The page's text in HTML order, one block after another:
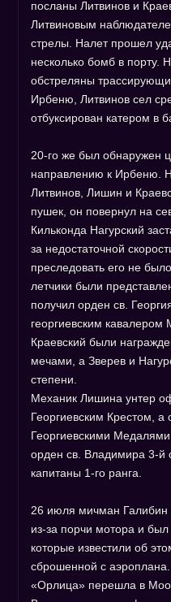
посланы Литвинов и
Литвиновым
стрелы. Налет прошел
несколько бомб в порту.
обстреляны
Ирбеню, Литвинов сел
отбуксирован катером в
20-го же был обнаружен
направлению к Ирбеню.
Литвинов, Лишин и
пушек, он повернул на
Кильконда Нагурский
за недостаточной
преследовать его не
летчики были
получил орден св.
георгиевским кавалером
Краевский были
мечами, а Зверев и
степени.
Механик Лишина унтер
Георгиевским Крестом, а
Георгиевскими
орден св. Владимира 3-й
капитаны 1-го ранга.
26 июля мичман Галибин
из-за порчи мотора и
которые известили об
сброшенной с аэроплана.
«Орлица» перешла в